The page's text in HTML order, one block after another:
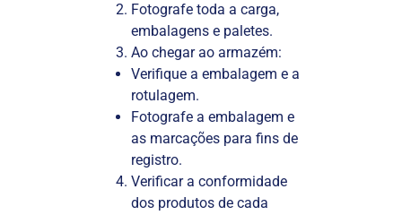
Fotografe toda a carga,
embalagens e paletes.
Ao chegar ao armazém:
Verifique a embalagem e a
rotulagem.
Fotografe a embalagem e
as marcações para fins de
registro.
Verificar a conformidade
dos produtos de cada